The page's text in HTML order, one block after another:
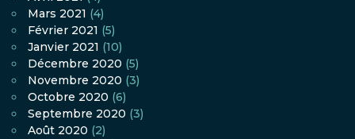
Mars 2021 (4)
Février 2021 (5)
Janvier 2021 (10)
Décembre 2020 (5)
Novembre 2020 (3)
Octobre 2020 (6)
Septembre 2020 (3)
Août 2020 (2)